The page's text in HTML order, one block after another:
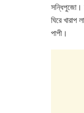
সন্ধিপুজো।
ঘিরে খারাপ
পাপী।